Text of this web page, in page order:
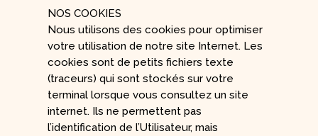
NOS COOKIES
Nous utilisons des cookies pour optimiser
votre utilisation de notre site Internet. Les
cookies sont de petits fichiers texte
(traceurs) qui sont stockés sur votre
terminal lorsque vous consultez un site
internet. Ils ne permettent pas
l’identification de l’Utilisateur, mais